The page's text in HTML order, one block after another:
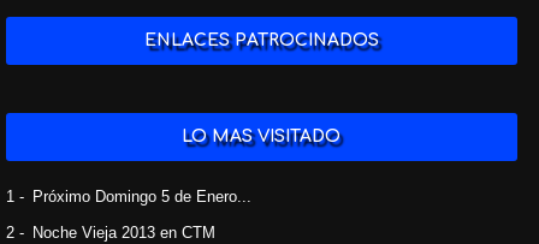
ENLACES PATROCINADOS
LO MAS VISITADO
1 - Próximo Domingo 5 de Enero...
2 - Noche Vieja 2013 en CTM